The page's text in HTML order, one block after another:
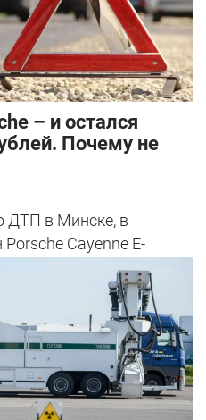
– и остался
Почему не
ДТП в Минске, в
Cayenne E-